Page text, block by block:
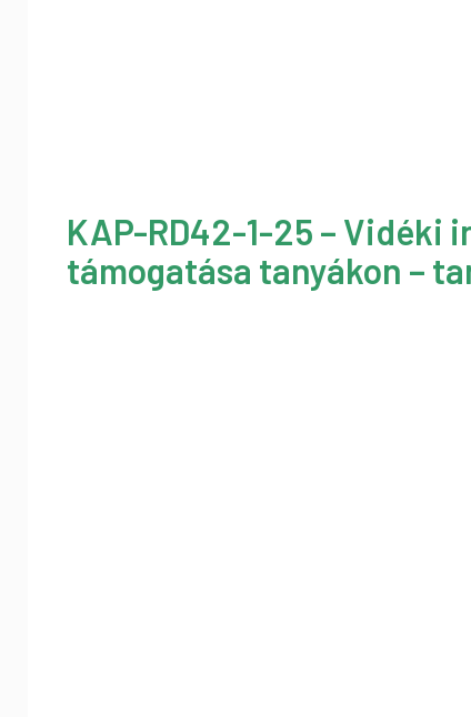
KAP-RD42-1-25 –
támogatása tanyákon –